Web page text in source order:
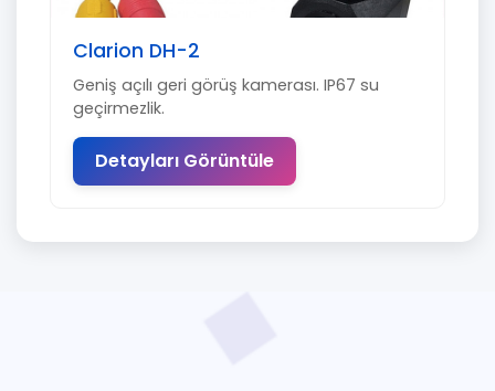
Clarion DH-2
Geniş açılı geri görüş kamerası. IP67 su
geçirmezlik.
Detayları Görüntüle